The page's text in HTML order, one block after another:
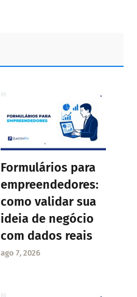
Formulários para
empreendedores:
como validar sua
ideia de negócio
com dados reais
ago 7, 2026